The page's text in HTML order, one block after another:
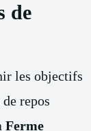
de
les objectifs
repos
Ferme